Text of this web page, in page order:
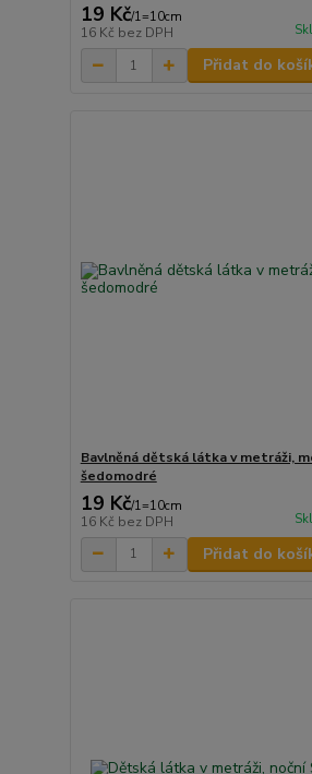
19 Kč/1=10cm
16 Kč bez DPH
Přidat do
Bavlněná dětská látka v metráži,
šedomodré
19 Kč/1=10cm
16 Kč bez DPH
Přidat do